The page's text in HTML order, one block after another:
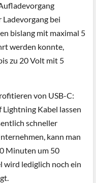
bei
bislang mit maximal 5
werden konnte,
zu 20 Volt mit 5
von USB-C:
Lightning Kabel lassen
schneller
kann man
Minuten um 50
wird lediglich noch ein